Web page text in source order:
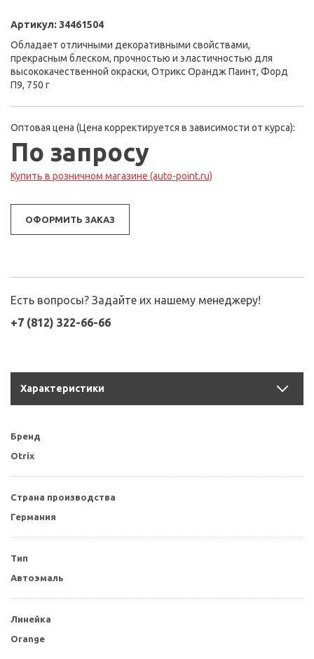
Артикул: 34461504
Обладает отличными декоративными свойствами,
прекрасным блеском, прочностью и эластичностью для
высококачественной окраски, Отрикс Орандж Паинт, Форд
П9, 750 г
Оптовая цена (Цена корректируется в зависимости от курса):
По запросу
Купить в розничном магазине (auto-point.ru)
ОФОРМИТЬ ЗАКАЗ
Есть вопросы? Задайте их нашему менеджеру!
+7 (812) 322-66-66
Характеристики
Бренд
Otrix
Страна производства
Германия
Тип
Автоэмаль
Линейка
Orange